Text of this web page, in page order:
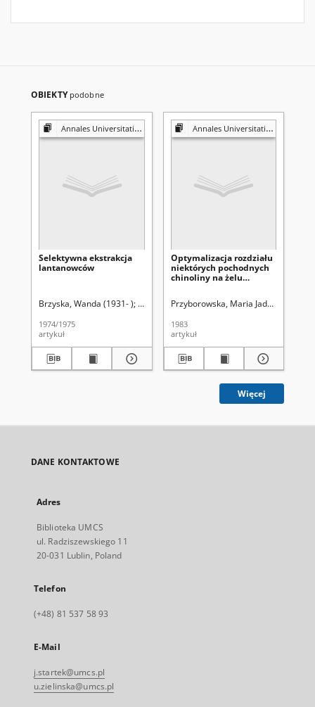
OBIEKTY podobne
Annales Universitatis Mariae Curie-Skłodowska. Sectio AA, Physica et Chemia
Selektywna ekstrakcja
lantanowców
Brzyska, Wanda (1931- ) Hubicki, Włodzimierz (1914-1977)
1974/1975
artykuł
Annales Universitatis Mariae Curie-Skłodowska. Sectio D, Medicina
Optymalizacja rozdziału
niektórych pochodnych
chinoliny na żelu
formamidem
Przyborowska, Maria Jadwiga
1983
artykuł
Więcej
DANE KONTAKTOWE
Adres
Biblioteka UMCS
ul. Radziszewskiego 11
20-031 Lublin, Poland
Telefon
(+48) 81 537 58 93
E-Mail
j.startek@umcs.pl
u.zielinska@umcs.pl